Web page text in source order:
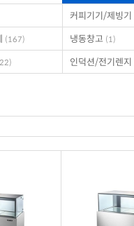
커피기기/제빙기
(167) 냉동창고 (1)
인덕션/전기렌지